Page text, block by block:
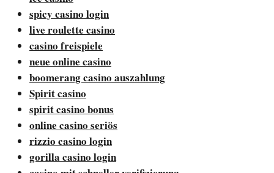
spicy casino login
live roulette casino
casino freispiele
neue online casino
boomerang casino auszahlung
Spirit casino
spirit casino bonus
online casino seriös
rizzio casino login
gorilla casino login